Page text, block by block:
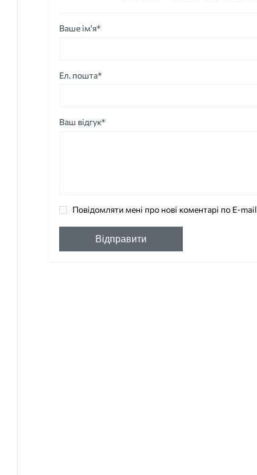
Ваше ім'я*
Ел. пошта*
Ваш відгук*
Повідомляти мені про нові коментарі по E-mail
Відправити